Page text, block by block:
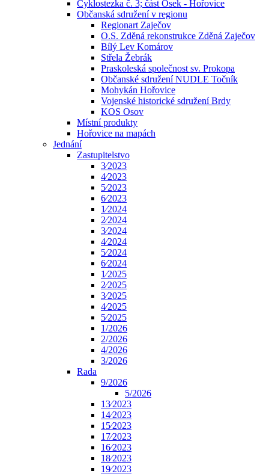
Cyklostezka č. 3; část Osek - Hořovice
Občanská sdružení v regionu
Regionart Zaječov
O.S. Zděná rekonstrukce Zděná Zaječov
Bílý Lev Komárov
Střela Žebrák
Praskoleská společnost sv. Prokopa
Občanské sdružení NUDLE Točník
Mohykán Hořovice
Vojenské historické sdružení Brdy
KOS Osov
Místní produkty
Hořovice na mapách
Jednání
Zastupitelstvo
3⁄2023
4⁄2023
5⁄2023
6⁄2023
1⁄2024
2⁄2024
3⁄2024
4⁄2024
5⁄2024
6⁄2024
1⁄2025
2⁄2025
3⁄2025
4⁄2025
5⁄2025
1/2026
2/2026
4/2026
3/2026
Rada
9/2026
5/2026
13⁄2023
14⁄2023
15⁄2023
17⁄2023
16⁄2023
18⁄2023
19⁄2023